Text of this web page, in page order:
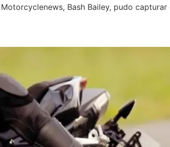
Bash Bailey, pudo capturar